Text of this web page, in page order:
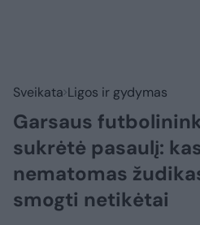
Sveikata Ligos ir gydymas
Garsaus
sukrėtė pasaulį:
nematomas
smogti netikėtai